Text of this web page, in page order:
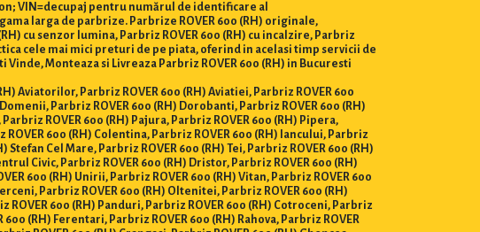
VIN=decupaj pentru numărul de identificare al
larga de parbrize. Parbrize ROVER 600 (RH) originale,
cu senzor lumina, Parbriz ROVER 600 (RH) cu incalzire, Parbriz
cele mai mici preturi de pe piata, oferind in acelasi timp servicii de
Monteaza si Livreaza Parbriz ROVER 600 (RH) in Bucuresti
Aviatorilor, Parbriz ROVER 600 (RH) Aviatiei, Parbriz ROVER 600
Parbriz ROVER 600 (RH) Dorobanti, Parbriz ROVER 600 (RH)
ROVER 600 (RH) Pajura, Parbriz ROVER 600 (RH) Pipera,
600 (RH) Colentina, Parbriz ROVER 600 (RH) Iancului, Parbriz
Cel Mare, Parbriz ROVER 600 (RH) Tei, Parbriz ROVER 600 (RH)
Civic, Parbriz ROVER 600 (RH) Dristor, Parbriz ROVER 600 (RH)
600 (RH) Unirii, Parbriz ROVER 600 (RH) Vitan, Parbriz ROVER 600
Parbriz ROVER 600 (RH) Oltenitei, Parbriz ROVER 600 (RH)
600 (RH) Panduri, Parbriz ROVER 600 (RH) Cotroceni, Parbriz
(RH) Ferentari, Parbriz ROVER 600 (RH) Rahova, Parbriz ROVER